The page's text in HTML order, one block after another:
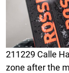
211229 Calle
zone after the